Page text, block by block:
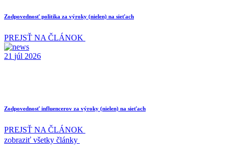
Zodpovednosť politika za výroky (nielen) na sieťach
PREJSŤ NA ČLÁNOK
21 júl 2026
Zodpovednosť influencerov za výroky (nielen) na sieťach
PREJSŤ NA ČLÁNOK
zobraziť všetky články